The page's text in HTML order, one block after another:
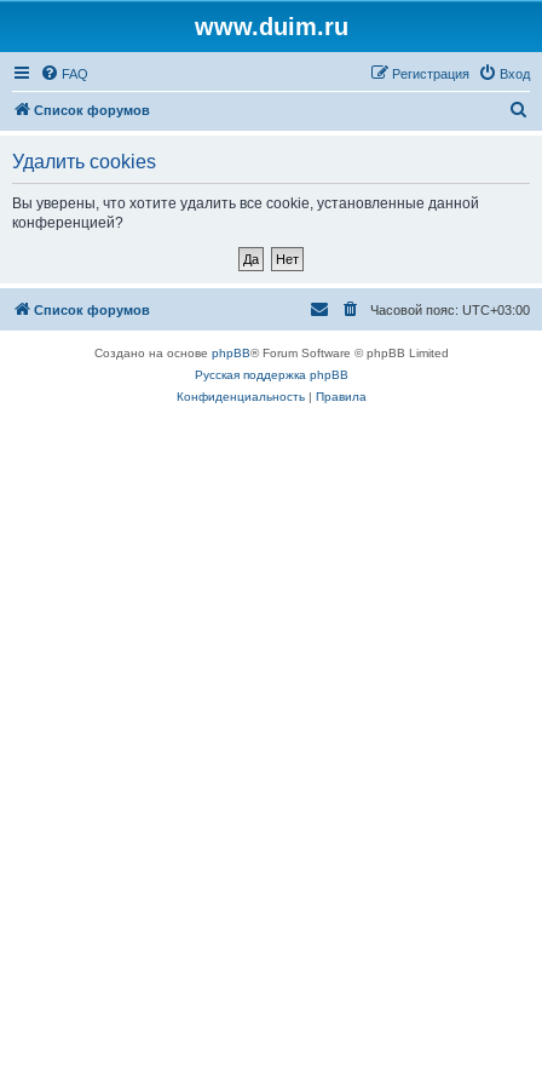
www.duim.ru
FAQ Вход
Регистрация
Список форумов
Удалить cookies
Вы уверены, что хотите удалить все cookie, установленные данной
конференцией?
Список форумов Часовой пояс: UTC+03:00
Создано на основе phpBB® Forum Software © phpBB Limited
Русская поддержка phpBB
Конфиденциальность| Правила